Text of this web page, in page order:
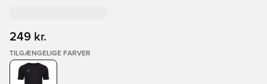
249 kr.
TILGÆNGELIGE FARVER